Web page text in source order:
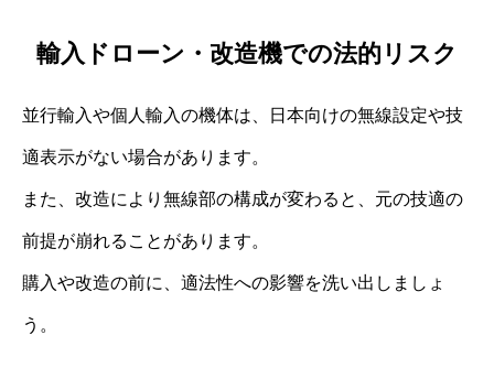
輸入ドローン・改造機での法的リスク
並行輸入や個人輸入の機体は、日本向けの無線設定や技
適表示がない場合があります。
また、改造により無線部の構成が変わると、元の技適の
前提が崩れることがあります。
購入や改造の前に、適法性への影響を洗い出しましょ
う。